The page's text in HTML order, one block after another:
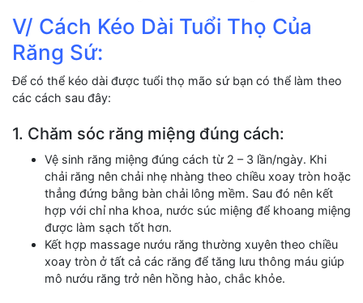
V/ Cách Kéo Dài Tuổi Thọ Của
Răng Sứ:
Để có thể kéo dài được tuổi thọ mão sứ bạn có thể làm theo
các cách sau đây:
1. Chăm sóc răng miệng đúng cách:
Vệ sinh răng miệng đúng cách từ 2 – 3 lần/ngày. Khi
chải răng nên chải nhẹ nhàng theo chiều xoay tròn hoặc
thẳng đứng bằng bàn chải lông mềm. Sau đó nên kết
hợp với chỉ nha khoa, nước súc miệng để khoang miệng
được làm sạch tốt hơn.
Kết hợp massage nướu răng thường xuyên theo chiều
xoay tròn ở tất cả các răng để tăng lưu thông máu giúp
mô nướu răng trở nên hồng hào, chắc khỏe.